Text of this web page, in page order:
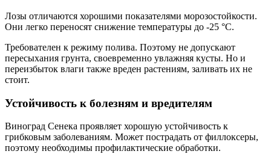
Лозы отличаются хорошими показателями морозостойкости.
Они легко переносят снижение температуры до -25 °С.
Требователен к режиму полива. Поэтому не допускают
пересыхания грунта, своевременно увлажняя кусты. Но и
переизбыток влаги также вреден растениям, заливать их не
стоит.
Устойчивость к болезням и вредителям
Виноград Сенека проявляет хорошую устойчивость к
грибковым заболеваниям. Может пострадать от филлоксеры,
поэтому необходимы профилактические обработки.